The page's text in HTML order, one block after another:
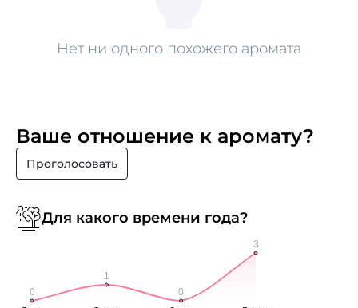
Нет ни одного похожего аромата
Ваше отношение к аромату?
Проголосовать
Для какого времени года?